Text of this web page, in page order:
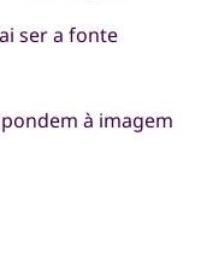
ser a fonte
à imagem